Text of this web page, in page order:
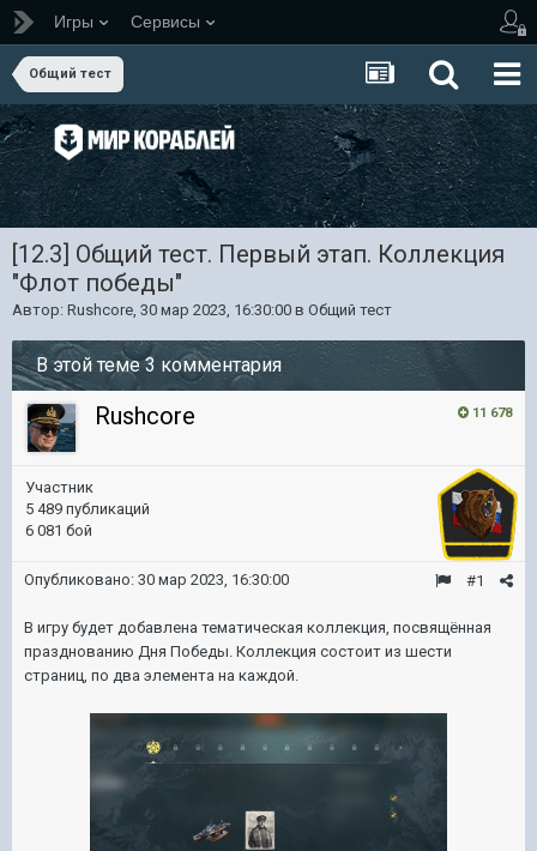
Игры Сервисы
Общий тест
[12.3] Общий тест. Первый этап. Коллекция
"Флот победы"
Автор: Rushcore, 30 мар 2023, 16:30:00 в Общий тест
В этой теме 3 комментария
11 678
Rushcore
Участник
5 489 публикаций
6 081 бой
#1
Опубликовано: 30 мар 2023, 16:30:00
В игру будет добавлена тематическая коллекция, посвящённая
празднованию Дня Победы. Коллекция состоит из шести
страниц, по два элемента на каждой.